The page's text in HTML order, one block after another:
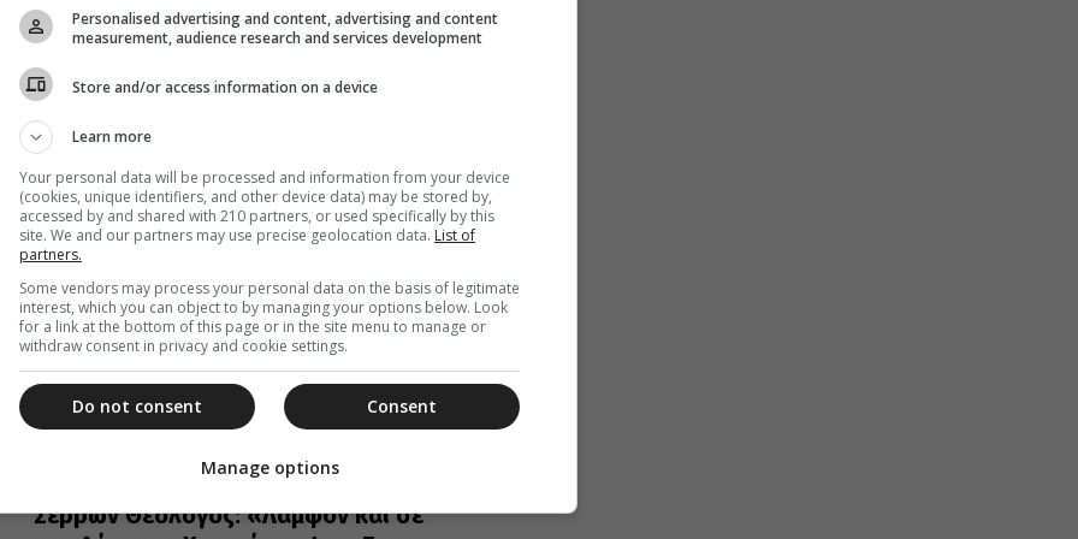
Το απόγευμα της Τρίτης 4 Αυγούστου, ο Σεβ.
Ποιμενάρχης μας κ. Ανδρέας, χοροστάτησε εκ του
παραθρονίου στον Μεγάλο Παρακλητικό...
06 Αυγούστου 2026
Η Δεσποτική εορτή της
Μεταμορφώσεως του Κυρίου στην
Ιερά Μητρόπολη Πειραιώς (φωτο)
Με μεγαλοπρέπεια τιμήθηκε και φέτος η Δεσποτική
εορτή της Μεταμορφώσεως του Κυρίου στον
πανηγυρίζοντα Ιερό Ναό Μεταμορφώσεως του
Σερρών Θεολόγος: «Λάμψον και σε
Personalised advertising and content, advertising and content
measurement, audience research and services development
Store and/or access information on a device
Learn more
Your personal data will be processed and information from your device
(cookies, unique identifiers, and other device data) may be stored by,
accessed by and shared with 210 partners, or used specifically by this
site. We and our partners may use precise geolocation data. List of
partners.
Some vendors may process your personal data on the basis of legitimate
interest, which you can object to by managing your options below. Look
for a link at the bottom of this page or in the site menu to manage or
withdraw consent in privacy and cookie settings.
Consent
Do not consent
Manage options